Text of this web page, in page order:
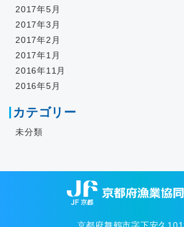
2017年5月
2017年3月
2017年2月
2017年1月
2016年11月
2016年5月
カテゴリー
未分類
京都府舞鶴市字下安久